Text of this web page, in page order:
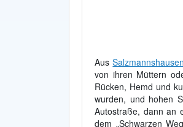
AusSalzmannshausen
von ihren Müttern
Rücken, Hemd und
wurden, und hohen
Autostraße, dann an
dem „Schwarzen